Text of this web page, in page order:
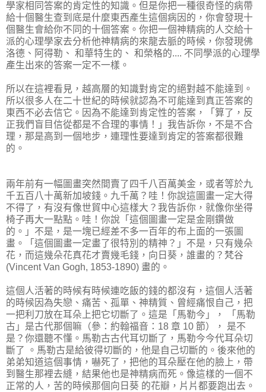
學家相同答案的肯定性的知識。但是你把一種很奇怪的病帶
給十個醫生查到底是什麼東西產生這個病因的，你會發現十
個醫生會給你不同的十個答案。你把一個神精病的人交給十
派的心理學家去分析他神精病的來龍去脈的時候，你發現佛
洛德、阿得勒、 和華特生的、 和榮格的.... 不同學派的心理學
產生出來的答案一定不一樣。
所以在這裡看見，越高層的知識對肯定的絕對越不能達到。
所以很多人在二十世紀的時候就認為不可能達到真正答案的
東西不必去信它。因為不能達到肯定性的答案，「算了，反
正我們盲目信從都是不合理的事情！」我告訴你，不是不合
理，那是高到一個地步，連理性要達到肯定的答案都很難
的。
兩年前有一幅圖畫突然間賣了四千八百萬美金，或者等於九
千五百八十萬新加坡錢。九千萬？哇！你說這圖畫一定大得
不得了，有沒有像世貿中心這樣大？我告訴你，就像你坐得
椅子再大一點點。哇！你說「這個圖畫一定是金剛鑽做
的。」不是，是一塊已經差不多一百年的布上面的一張圖
畫。「這個圖畫一定畫了很特別的精神？」不是，只有幾朵
花，而這幾朵花真花才賣幾毛錢，向日葵，誰畫的？梵谷
(Vincent Van Gogh, 1853-1890) 畫的。
這個人活著的時候有時候連吃飯的錢的都沒有，這個人活著
的時候因為失戀、痛苦、孤單、神精質、曾經痛恨自己，把
一把利刀放在耳朵上把它切斷了。這是「馬勒今」， 「馬勒
古」是古代那個嘛（參：約翰福音：18 章 10 節）， 是不
是？你還聽不懂。馬勒古古代耳切斷了，馬勒今今代耳朵切
斷了 。馬勒古是給彼得切斷的，他是自己切斷的。後來他的
弟弟知道這個事情，嚇死了，把他的耳朵壓在他的臉上，帶
到醫生那裡去縫，結果他也是神精病而死。像這樣的一個不
正常的人，苦的時候那個向日葵 的花瓣，片片都要跑出去。